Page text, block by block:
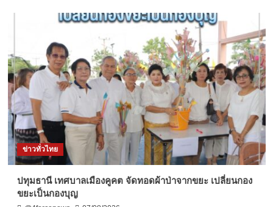
ข่าวทั่วไทย
ปทุมธานี เทศบาลเมืองคูคต จัดทอดผ้าป่าจากขยะ เปลี่ยนกอง
ขยะเป็นกองบุญ